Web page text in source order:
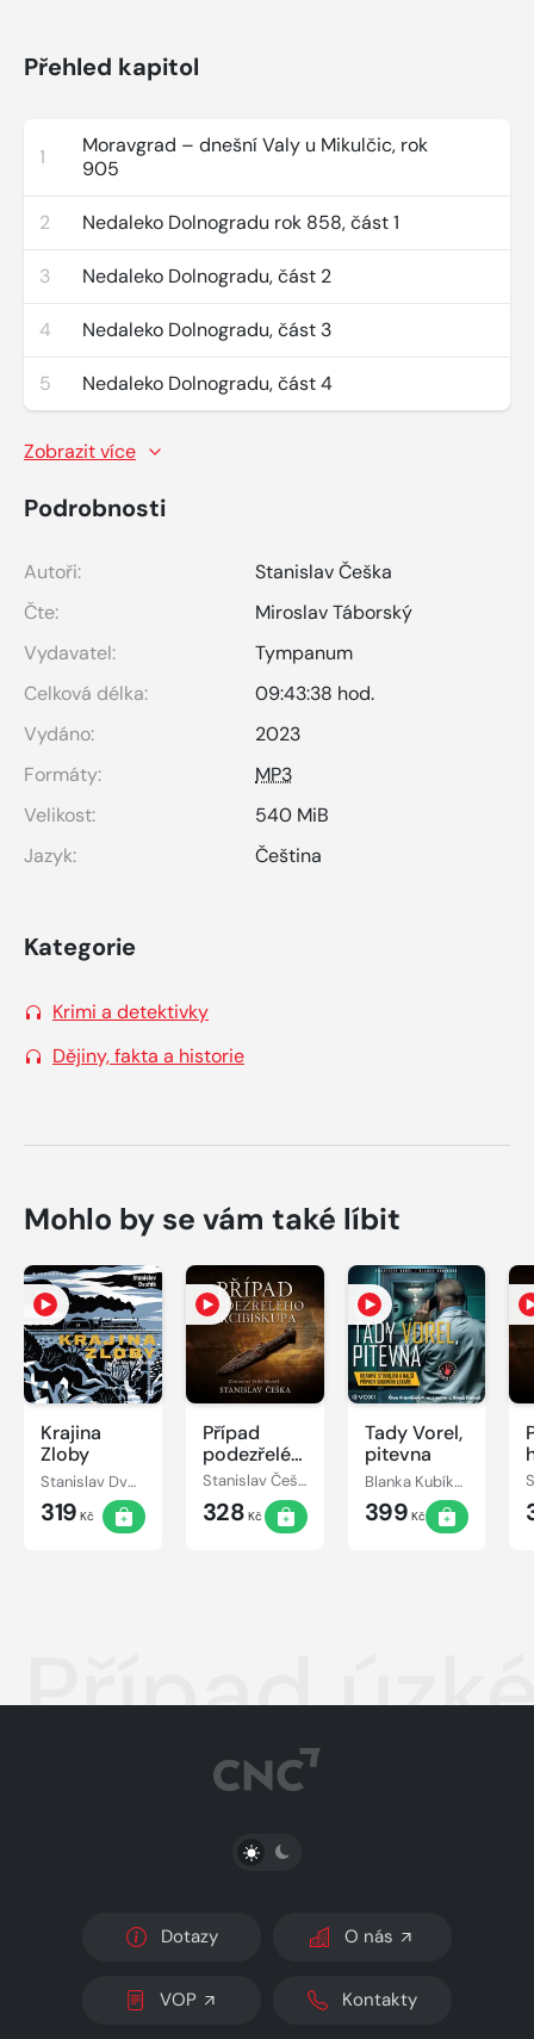
Přehled kapitol
1
Moravgrad – dnešní Valy u Mikulčic, rok
905
2 Nedaleko Dolnogradu rok 858, část 1
3 Nedaleko Dolnogradu, část 2
4 Nedaleko Dolnogradu, část 3
5 Nedaleko Dolnogradu, část 4
Zobrazit více
Podrobnosti
Autoři:
Stanislav Češka
Čte:
Miroslav Táborský
Vydavatel:
Tympanum
Celková délka:
09:43:38 hod.
Vydáno:
2023
Formáty:
MP3
Velikost:
540 MiB
Jazyk:
Čeština
Kategorie
Krimi a detektivky
Dějiny, fakta a historie
Mohlo by se vám také líbit
Krajina
Zloby
Stanislav Dvořák
319 Kč
Případ
podezřelého
arcibiskupaStanislav Češka
328 Kč
Tady Vorel,
pitevna
Blanka Kubíková, František Vorel
399 Kč
Případ
PŘEPNOUT SVĚTLÝ/TMAVÝ REŽIM
Dotazy O nás
VOP Kontakty